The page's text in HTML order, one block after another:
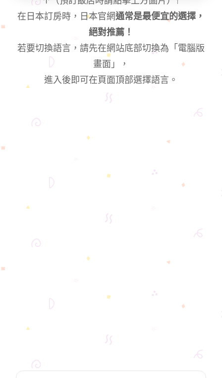
在日本訂房時，日本官網通常是最便宜的選擇，
絕對推薦！
若要切換語言，請先在網站底部切換為「電腦版
畫面」，
進入後即可在頁面頂部選擇語言。